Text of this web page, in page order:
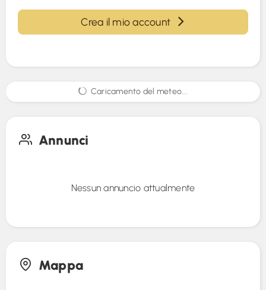
Crea il mio account
Caricamento del meteo...
Annunci
Nessun annuncio attualmente
Mappa